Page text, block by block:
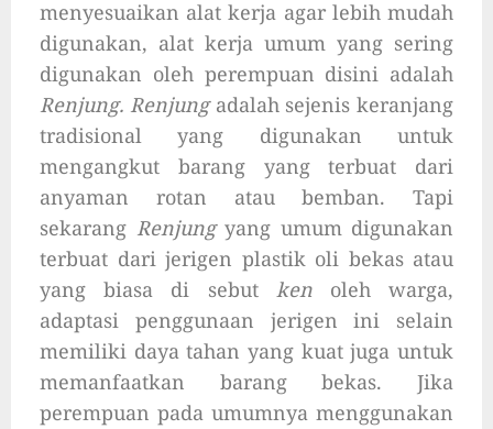
menyesuaikan alat kerja agar lebih mudah
digunakan, alat kerja umum yang sering
digunakan oleh perempuan disini adalah
Renjung. Renjung adalah sejenis keranjang
tradisional yang digunakan untuk
mengangkut barang yang terbuat dari
anyaman rotan atau bemban. Tapi
sekarang Renjungyang umum digunakan
terbuat dari jerigen plastik oli bekas atau
yang biasa di sebut ken oleh warga,
adaptasi penggunaan jerigen ini selain
memiliki daya tahan yang kuat juga untuk
memanfaatkan barang bekas. Jika
perempuan pada umumnya menggunakan